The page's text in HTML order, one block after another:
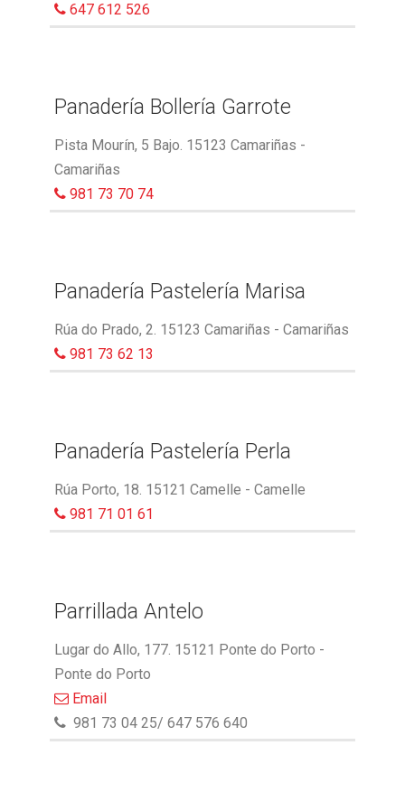
647 612 526
Panadería Bollería Garrote
Pista Mourín, 5 Bajo. 15123 Camariñas -
Camariñas
981 73 70 74
Panadería Pastelería Marisa
Rúa do Prado, 2. 15123 Camariñas - Camariñas
981 73 62 13
Panadería Pastelería Perla
Rúa Porto, 18. 15121 Camelle - Camelle
981 71 01 61
Parrillada Antelo
Lugar do Allo, 177. 15121 Ponte do Porto -
Ponte do Porto
Email
981 73 04 25/ 647 576 640